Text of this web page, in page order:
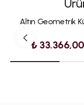
Altın Geometrik
₺ 33.366,00